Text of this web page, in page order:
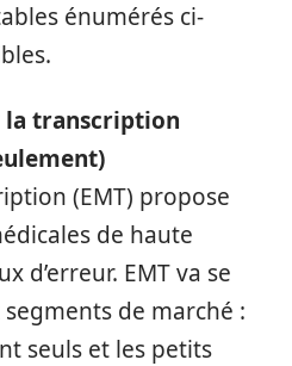
énumérés ci-
la transcription
(EMT) propose
de haute
d’erreur. EMT va se
de marché :
seuls et les petits